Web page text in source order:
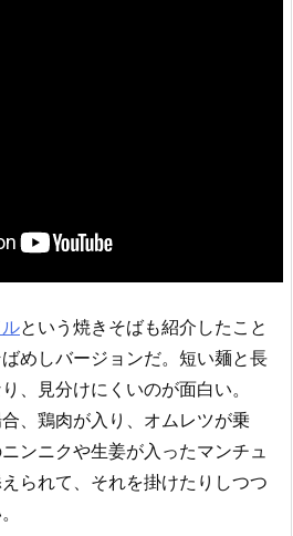
という焼きそばも紹介したこと
めしバージョンだ。短い麺と長
、見分けにくいのが面白い。
、鶏肉が入り、オムレツが乗
ンニクや生姜が入ったマンチュ
られて、それを掛けたりしつつ